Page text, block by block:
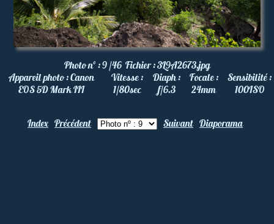
Photo nº :9 /46 Fichier :3L9A2673.jpg
Appareil photo :Canon
EOS 5D Mark III
Vitesse :
1/80sec
Diaph :
f/6.3
Focale :
24mm
Sensibilité :
100ISO
Index Précédent Suivant Diaporama